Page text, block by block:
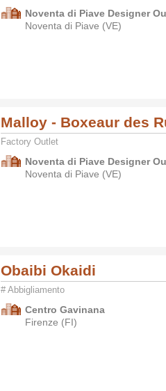
Noventa di Piave Designer
Noventa di Piave (VE)
Malloy - Boxeaur des
Factory Outlet
Noventa di Piave Designer
Noventa di Piave (VE)
Obaibi Okaidi
# Abbigliamento
Centro Gavinana
Firenze (FI)